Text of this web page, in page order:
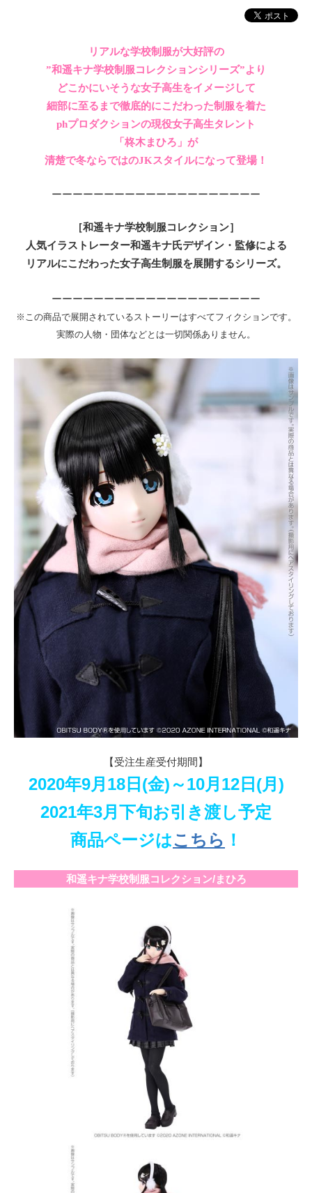
リアルな学校制服が大好評の
”和遥キナ学校制服コレクションシリーズ”より
どこかにいそうな女子高生をイメージして
細部に至るまで徹底的にこだわった制服を着た
phプロダクションの現役女子高生タレント
「柊木まひろ」が
清楚で冬ならではのJKスタイルになって登場！
ーーーーーーーーーーーーーーーーーーーー
［和遥キナ学校制服コレクション］
人気イラストレーター和遥キナ氏デザイン・監修による
リアルにこだわった女子高生制服を展開するシリーズ。
ーーーーーーーーーーーーーーーーーーーー
※この商品で展開されているストーリーはすべてフィクションです。
実際の人物・団体などとは一切関係ありません。
【受注生産受付期間】
2020年9月18日(金)～10月12日(月)
2021年3月下旬お引き渡し予定
商品ページはこちら ！
和遥キナ学校制服コレクション/まひろ